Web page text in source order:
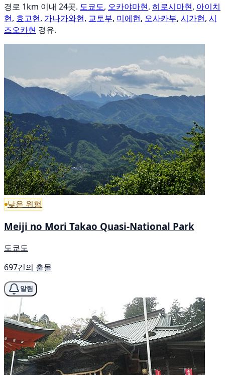
경로 1km 이내 24곳. 도쿄도, 오카야마현, 히로시마현, 아이치
현, 효고현, 가나가와현, 교토부, 미에현, 오사카부, 시가현, 시
즈오카현 경유.
낮은 위험
Meiji no Mori Takao Quasi-National Park
도쿄도
697건의 출몰
알림